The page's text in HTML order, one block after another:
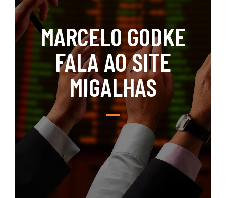
MARCELO GODKE
FALA AO SITE
MIGALHAS